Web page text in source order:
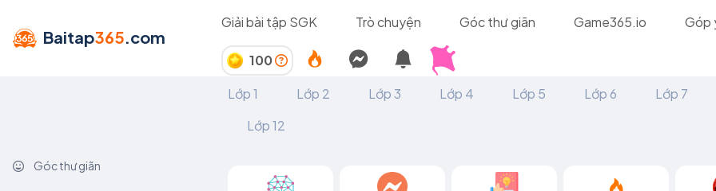
Baitap365.com
Giải bài tập SGK Trò chuyện Góc thư giãn Game365.io Góp
100
Lớp 1
Lớp 2 Lớp 3 Lớp 4 Lớp 5 Lớp 6 Lớp 7
Lớp 12
Góc thư giãn